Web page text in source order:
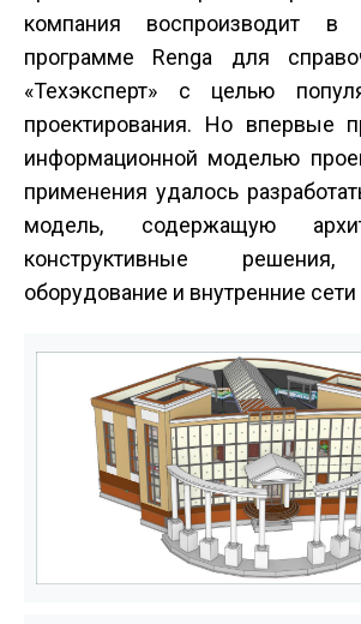
компания воспроизводит в
программе Renga для
«Техэксперт» с целью
проектирования. Но впервые
информационной моделью
применения удалось
модель, содержащую
конструктивные
оборудование и внутренние